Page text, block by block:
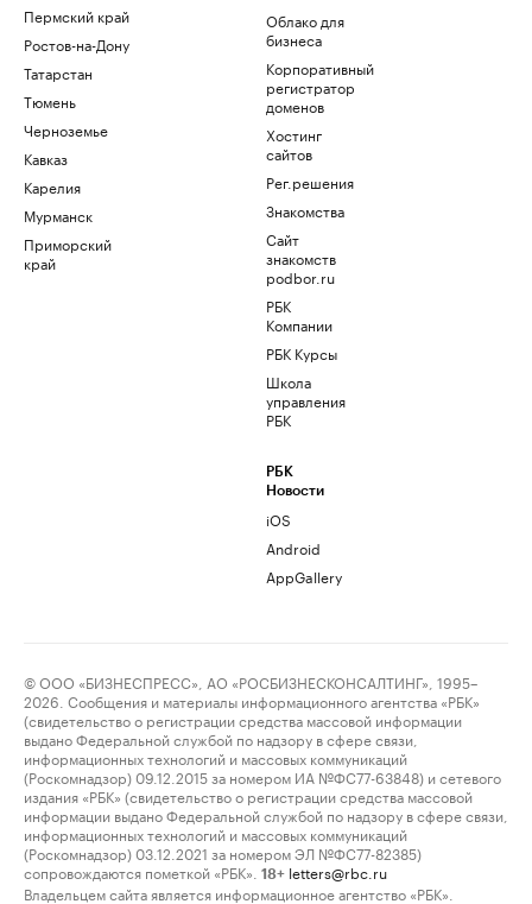
Пермский край
Ростов-на-Дону
Татарстан
Тюмень
Черноземье
Кавказ
Карелия
Мурманск
Приморский
край
Облако для
бизнеса
Корпоративный
регистратор
доменов
Хостинг
сайтов
Рег.решения
Знакомства
Сайт
знакомств
podbor.ru
РБК
Компании
РБК Курсы
Школа
управления
РБК
РБК
Новости
iOS
Android
AppGallery
© ООО «БИЗНЕСПРЕСС», АО «РОСБИЗНЕСКОНСАЛТИНГ», 1995–
2026. Сообщения и материалы информационного агентства «РБК»
(свидетельство о регистрации средства массовой информации
выдано Федеральной службой по надзору в сфере связи,
информационных технологий и массовых коммуникаций
(Роскомнадзор) 09.12.2015 за номером ИА №ФС77-63848) и сетевого
издания «РБК» (свидетельство о регистрации средства массовой
информации выдано Федеральной службой по надзору в сфере связи,
информационных технологий и массовых коммуникаций
(Роскомнадзор) 03.12.2021 за номером ЭЛ №ФС77-82385)
сопровождаются пометкой «РБК».
18+ letters@rbc.ru
Владельцем сайта является информационное агентство «РБК».